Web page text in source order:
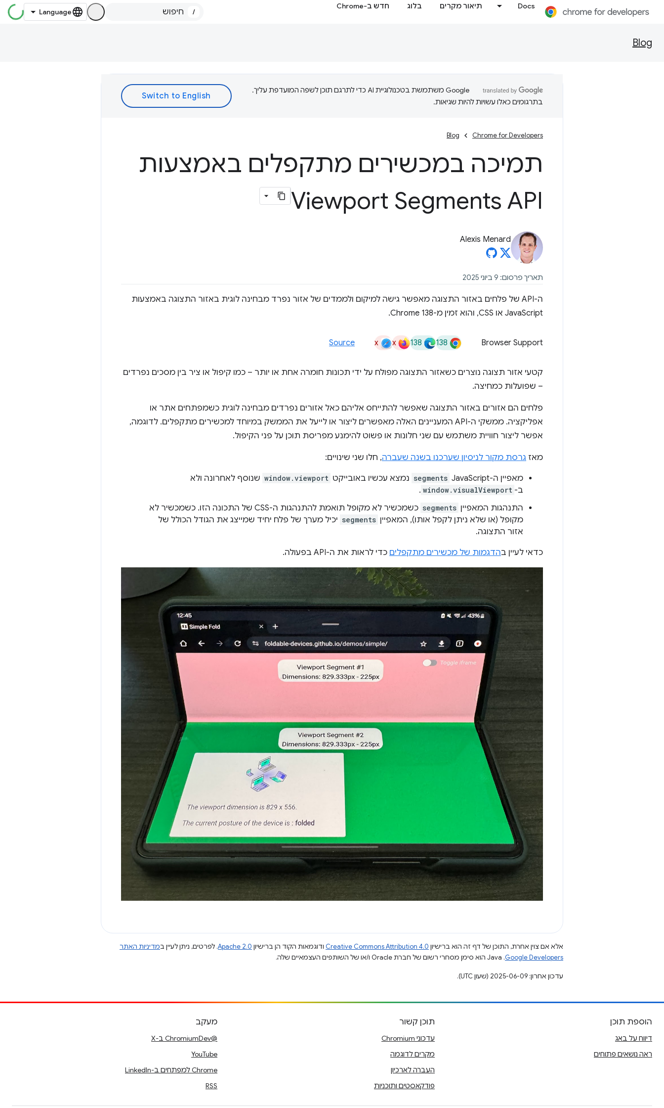
Docs תיאור מקרים בלוג חדש ב-Chrome
/
Blog
‫Google משתמשת בטכנולוגיית AI כדי לתרגם תוכן לשפה המועדפת עליך.
בתרגומים כאלו עשויות להיות שגיאות.
Chrome for Developers
Blog
תמיכה במכשירים מתקפלים באמצעות
Viewport Segments API
Alexis Menard
תאריך פרסום: 9 ביוני 2025
ה-API של פלחים באזור התצוגה מאפשר גישה למיקום ולממדים של אזור נפרד מבחינה לוגית באזור התצוגה באמצעות
JavaScript או CSS, והוא זמין מ-Chrome 138.
Browser Support
138
138
x
x
Source
קטעי אזור תצוגה נוצרים כשאזור התצוגה מפולח על ידי תכונות חומרה אחת או יותר – כמו קיפול או ציר בין מסכים נפרדים
– שפועלות כמחיצה.
פלחים הם אזורים באזור התצוגה שאפשר להתייחס אליהם כאל אזורים נפרדים מבחינה לוגית כשמפתחים אתר או
אפליקציה. ממשקי ה-API המעניינים האלה מאפשרים ליצור או לייעל את הממשק במיוחד למכשירים מתקפלים. לדוגמה,
אפשר ליצור חוויית משתמש עם שני חלונות או פשוט להימנע מפריסת תוכן על פני הקיפול.
מאז גרסת מקור לניסיון שערכנו בשנה שעברה, חלו שני שינויים:
מאפיין ה-JavaScript‏ segments נמצא עכשיו באובייקט window.viewport שנוסף לאחרונה ולא
ב- window.visualViewport
.
התנהגות המאפיין segments
כשמכשיר לא מקופל תואמת להתנהגות ה-CSS של התכונה הזו. כשמכשיר לא
מקופל (או שלא ניתן לקפל אותו), המאפיין segments יכיל מערך של פלח יחיד שמייצג את הגודל הכולל של
אזור התצוגה.
כדאי לעיין בהדגמות של מכשירים מתקפלים כדי לראות את ה-API בפעולה.
אלא אם צוין אחרת, התוכן של דף זה הוא ברישיון Creative Commons Attribution 4.0 ודוגמאות הקוד הן ברישיון Apache 2.0. לפרטים, ניתן לעיין במדיניות האתר
Google Developers‏.‏ Java הוא סימן מסחרי רשום של חברת Oracle ו/או של השותפים העצמאיים שלה.
עדכון אחרון: 2025-06-09 (שעון UTC).
הוספת תוכן
דיווח על באג
ראה נושאים פתוחים
תוכן קשור
עדכוני Chromium
מקרים לדוגמה
העברה לארכיון
פודקאסטים ותוכניות
מעקב
@ChromiumDev ב-X
YouTube
Chrome למפתחים ב-LinkedIn
RSS